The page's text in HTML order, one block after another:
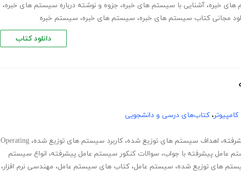
های خبره، آشنایی با سیستم های خبره، جزوه و نوشته درباره سیستم های خبره،
مجانی کتاب سیستم های خبره، سیستم های خبره، سیستم خبره
دانلود کتاب
، کتاب‌های درسی و دانشجویی
، اهداف سیستم های توزیع شده، کاربرد سیستم های توزیع شده، Operating
عامل پیشرفته با جواب، سوالات کنکور سیستم عامل پیشرفته، انواع سیستم
های توزیع شده، سیستم عامل، کتاب های سیستم عامل، مهندسی نرم افزار،